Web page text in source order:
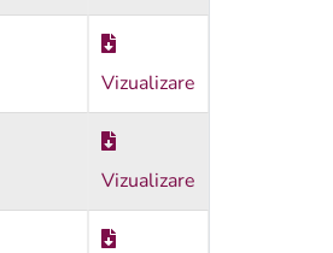
Vizualizare
Vizualizare